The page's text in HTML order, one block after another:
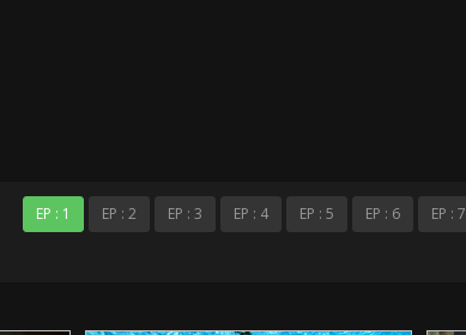
EP : 1 EP : 2 EP : 3 EP : 4 EP : 5 EP : 6 EP : 7